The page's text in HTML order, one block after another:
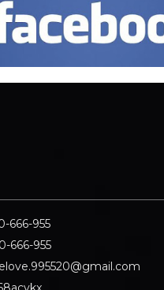
666-955
666-955